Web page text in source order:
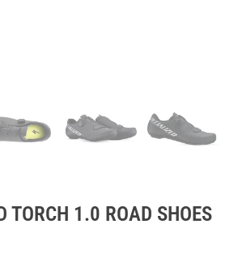
TORCH 1.0 ROAD SHOES